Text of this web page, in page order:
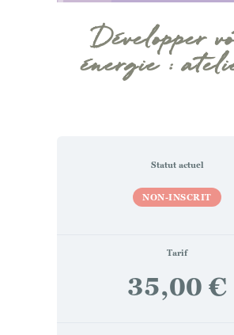
Développer
énergie :
Statut actuel
NON-INSCRIT
Tarif
35,00 €